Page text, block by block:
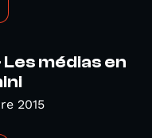
Les médias en
2015